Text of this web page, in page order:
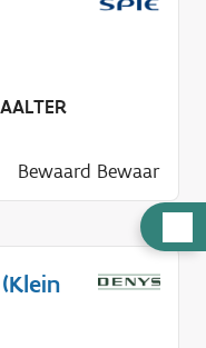
u
l
AALTER
Bewaard Bewaar